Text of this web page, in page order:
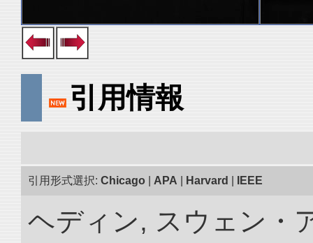
引用情報
引用形式選択: Chicago APA Harvard IEEE
ヘディン, スウェン・